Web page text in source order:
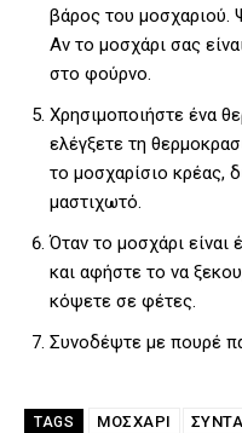
βάρος του μοσχαριού.
Αν το μοσχάρι σας
στο φούρνο.
Χρησιμοποιήστε ένα
ελέγξετε τη
το μοσχαρίσιο κρέας,
μαστιχωτό.
Όταν το μοσχάρι είναι
και αφήστε το να
κόψετε σε φέτες.
Συνοδέψτε με πουρέ
TAGS ΜΟΣΧΆΡΙ